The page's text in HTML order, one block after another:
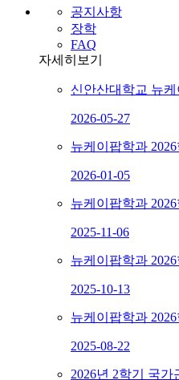
공지사항
장학
FAQ
자세히보기
신안산대학교 뉴
2026-05-27
뉴케이팝학과
2026-01-05
뉴케이팝학과
2025-11-06
뉴케이팝학과
2025-10-13
뉴케이팝학과
2025-08-22
2026년 2학기 국